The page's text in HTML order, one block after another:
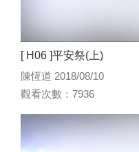
[ H06 ]平安祭(上)
陳恆道 2018/08/10
觀看次數：7936